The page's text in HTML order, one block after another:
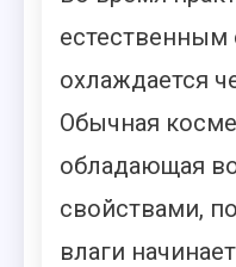
естественным
охлаждается
Обычная
обладающая
свойствами,
влаги